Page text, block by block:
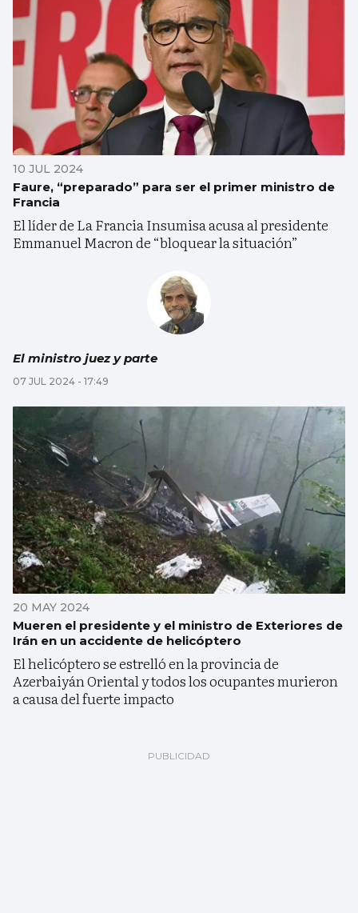
10 JUL 2024
Faure, “preparado” para ser el primer ministro de
Francia
El líder de La Francia Insumisa acusa al presidente
Emmanuel Macron de “bloquear la situación”
El ministro juez y parte
07 JUL 2024 - 17:49
20 MAY 2024
Mueren el presidente y el ministro de Exteriores de
Irán en un accidente de helicóptero
El helicóptero se estrelló en la provincia de
Azerbaiyán Oriental y todos los ocupantes murieron
a causa del fuerte impacto